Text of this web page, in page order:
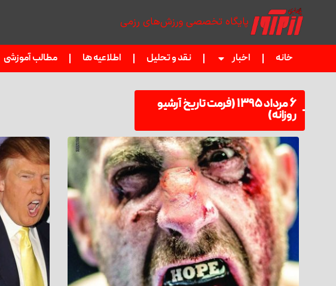
پایگاه تخصصی ورزش‌های رزمی
خانه اخبار نقد و تحلیل اطلاعیه ها مطالب آموزشی
۶ مرداد ۱۳۹۵ (فرمت تاریخ آرشیو
روزانه)